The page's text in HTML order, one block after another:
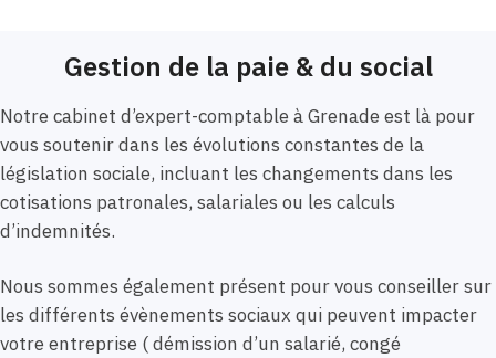
Gestion de la paie & du social
Notre cabinet d’expert-comptable à Grenade est là pour
vous soutenir dans les évolutions constantes de la
législation sociale, incluant les changements dans les
cotisations patronales, salariales ou les calculs
d’indemnités.
Nous sommes également présent pour vous conseiller sur
les différents évènements sociaux qui peuvent impacter
votre entreprise ( démission d’un salarié, congé